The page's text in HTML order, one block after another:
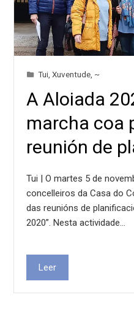
Tui ,Xuventude ~
A Aloiada
marcha coa
reunión de
Tui | O martes 5 de
concelleiros da Casa do
das reunións de
2020”. Nesta actividade…
Leer